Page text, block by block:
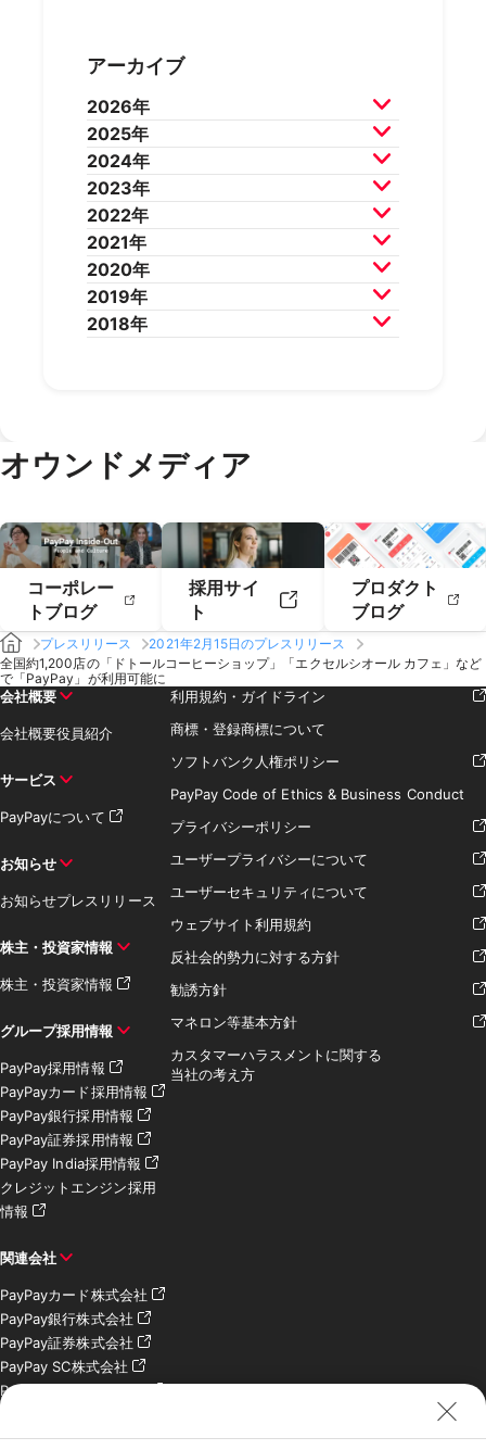
アーカイブ
2026年
2026年7月 2026年6月
2026年5月 2026年4月
2026年3月 2026年2月
2025年
2025年12月2025年11月
2025年10月2025年9月
2025年8月 2025年7月
2025年6月
2025年4月
2025年2月
2024年
2024年12月2024年11月
2024年10月2024年9月
2024年8月 2024年7月
2024年6月
2024年4月
2024年2月
2023年
2023年12月2023年11月
2023年10月2023年9月
2023年8月 2023年7月
2023年6月
2023年4月
2022年
2022年12月2022年11月
2022年10月2022年9月
2022年8月 2022年7月
2022年6月
2021年
2021年12月2021年11月
2021年10月2021年9月
2021年8月 2021年7月
2020年
2020年12月2020年11月
2020年10月2020年9月
2019年
2019年12月2019年11月
2019年2月
2019年1月
2018年
オウンドメディア
コーポレー
トブログ
採用サイ
ト
プロダクト
ブログ
プレスリリース
2021年2月15日のプレスリリース
全国約1,200店の「ドトールコーヒーショップ」「エクセルシオール カフェ」など
で「PayPay」が利用可能に
会社概要
会社概要役員紹介
サービス
PayPayについて
お知らせ
お知らせプレスリリース
株主・投資家情報
株主・投資家情報
グループ採用情報
PayPay採用情報
PayPayカード採用情報
PayPay銀行採用情報
PayPay証券採用情報
PayPay India採用情報
クレジットエンジン採用
情報
関連会社
PayPayカード株式会社
PayPay銀行株式会社
PayPay証券株式会社
PayPay SC株式会社
PayPay India Pvt. Ltd.
会社
利用規約・ガイドライン
商標・登録商標について
ソフトバンク人権ポリシー
PayPay Code of Ethics & Business Conduct
プライバシーポリシー
ユーザープライバシーについて
ユーザーセキュリティについて
ウェブサイト利用規約
反社会的勢力に対する方針
勧誘方針
マネロン等基本方針
カスタマーハラスメントに関する
当社の考え方